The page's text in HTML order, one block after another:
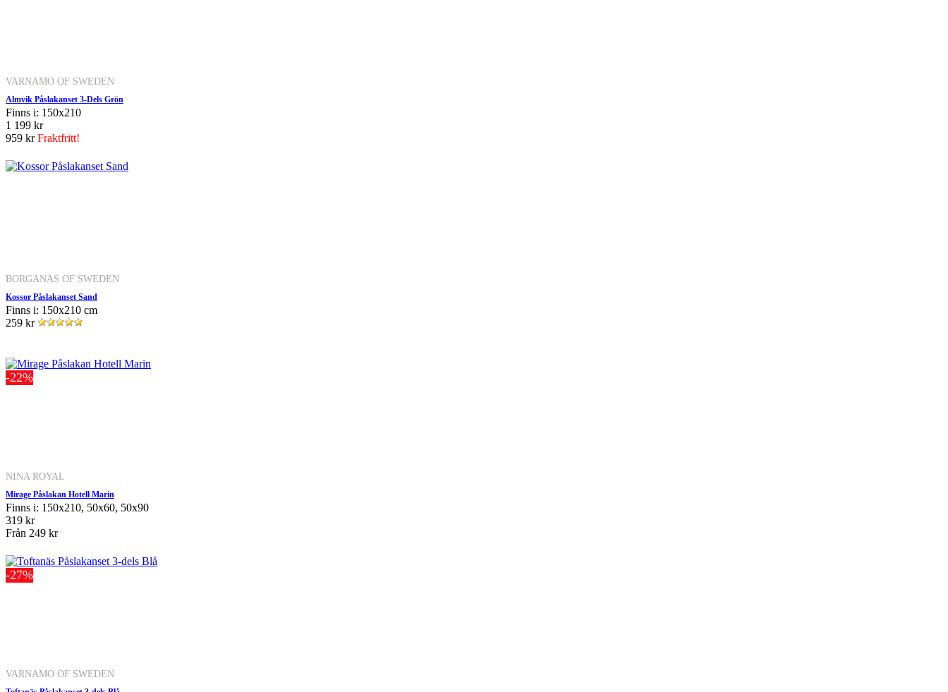
VARNAMO OF SWEDEN
Almvik Påslakanset 3-Dels Grön
Finns i: 150x210
1 199 kr
959 krFraktfritt!
BORGANÄS OF SWEDEN
Kossor Påslakanset Sand
Finns i: 150x210 cm
259 kr
-22%
NINA ROYAL
Mirage Påslakan Hotell Marin
Finns i: 150x210, 50x60, 50x90
319 kr
Från 249 kr
-27%
VARNAMO OF SWEDEN